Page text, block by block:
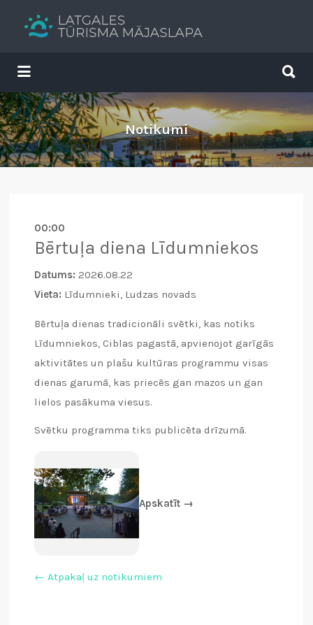
Tavs brīvdienu ceļvedis
Search
for:
for:
Notikumi
00:00
Bērtuļa diena Līdumniekos
Datums: 2026.08.22
Vieta: Līdumnieki, Ludzas novads
Bērtuļa dienas tradicionāli svētki, kas notiks
Līdumniekos, Ciblas pagastā, apvienojot garīgās
aktivitātes un plašu kultūras programmu visas
dienas garumā, kas priecēs gan mazos un gan
lielos pasākuma viesus.
Svētku programma tiks publicēta drīzumā.
Apskatīt →
← Atpakaļ uz notikumiem